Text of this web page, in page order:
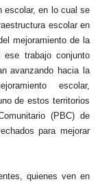
escolar, en lo cual se
escolar en
mejoramiento de la
trabajo conjunto
avanzando hacia la
escolar,
de estos territorios
(PBC) de
para mejorar
quienes ven en